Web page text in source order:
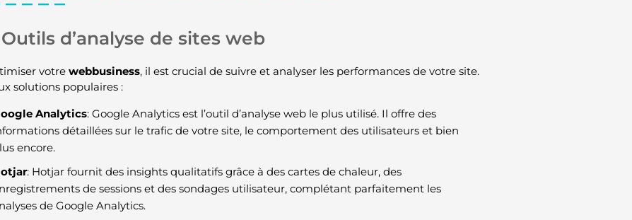
Outils d’analyse de sites web
votre webbusiness, il est crucial de suivre et analyser les performances de votre site.
solutions populaires :
Analytics: Google Analytics est l’outil d’analyse web le plus utilisé. Il offre des
détaillées sur le trafic de votre site, le comportement des utilisateurs et bien
encore.
: Hotjar fournit des insights qualitatifs grâce à des cartes de chaleur, des
de sessions et des sondages utilisateur, complétant parfaitement les
de Google Analytics.